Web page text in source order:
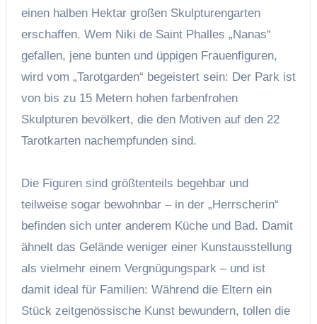
einen halben Hektar großen Skulpturengarten
erschaffen. Wem Niki de Saint Phalles „Nanas“
gefallen, jene bunten und üppigen Frauenfiguren,
wird vom „Tarotgarden“ begeistert sein: Der Park ist
von bis zu 15 Metern hohen farbenfrohen
Skulpturen bevölkert, die den Motiven auf den 22
Tarotkarten nachempfunden sind.
Die Figuren sind größtenteils begehbar und
teilweise sogar bewohnbar – in der „Herrscherin“
befinden sich unter anderem Küche und Bad. Damit
ähnelt das Gelände weniger einer Kunstausstellung
als vielmehr einem Vergnügungspark – und ist
damit ideal für Familien: Während die Eltern ein
Stück zeitgenössische Kunst bewundern, tollen die